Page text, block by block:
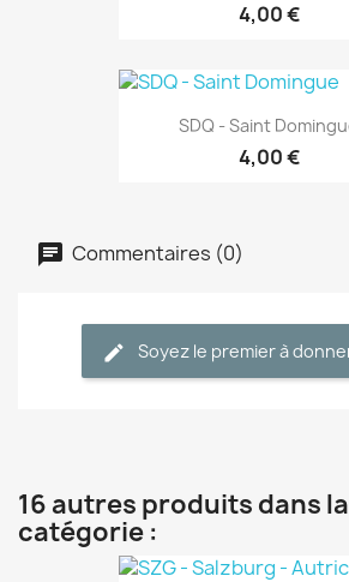
4,00 €
SDQ - Saint
4,00 €
Commentaires (0)
Soyez le premier à
16 autres produits dans
catégorie :